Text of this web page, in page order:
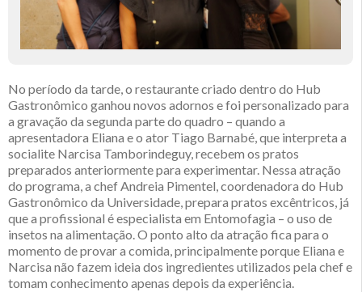
No período da tarde, o restaurante criado dentro do Hub
Gastronômico ganhou novos adornos e foi personalizado para
a gravação da segunda parte do quadro – quando a
apresentadora Eliana e o ator Tiago Barnabé, que interpreta a
socialite Narcisa Tamborindeguy, recebem os pratos
preparados anteriormente para experimentar. Nessa atração
do programa, a chef Andreia Pimentel, coordenadora do Hub
Gastronômico da Universidade, prepara pratos excêntricos, já
que a profissional é especialista em Entomofagia – o uso de
insetos na alimentação. O ponto alto da atração fica para o
momento de provar a comida, principalmente porque Eliana e
Narcisa não fazem ideia dos ingredientes utilizados pela chef e
tomam conhecimento apenas depois da experiência.